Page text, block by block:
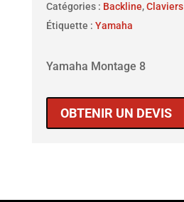
Catégories : Backline,Claviers
Étiquette : Yamaha
Yamaha Montage 8
OBTENIR UN DEVIS